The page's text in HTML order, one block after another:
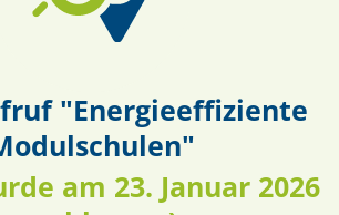
"Energieeffiziente
am 23. Januar 2026